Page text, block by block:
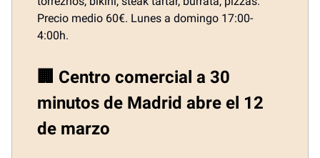
Precio medio 60€. Lunes a domingo 17:00-
4:00h.
🏢 Centro comercial a 30
minutos de Madrid abre el 12
de marzo